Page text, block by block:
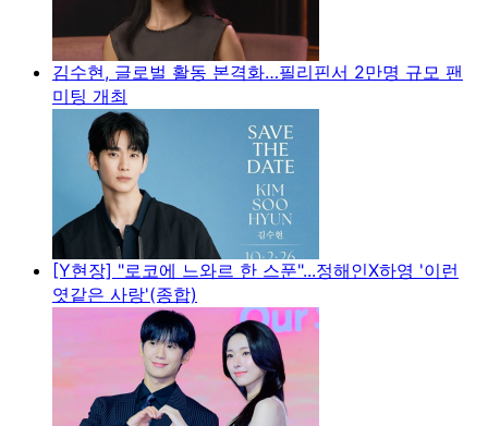
김수현, 글로벌 활동 본격화…필리핀서 2만명 규모 팬
미팅 개최
[Y현장] "로코에 느와르 한 스푼"...정해인X하영 '이런
엿같은 사랑'(종합)